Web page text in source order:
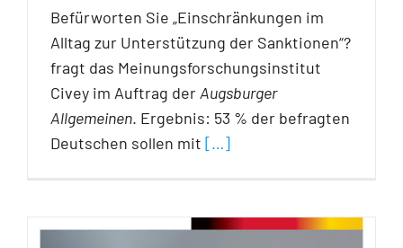
Befürworten Sie „Einschränkungen im
Alltag zur Unterstützung der Sanktionen“?
fragt das Meinungsforschungsinstitut
Civey im Auftrag derAugsburger
Allgemeinen. Ergebnis: 53 % der befragten
Deutschen sollen mit […]